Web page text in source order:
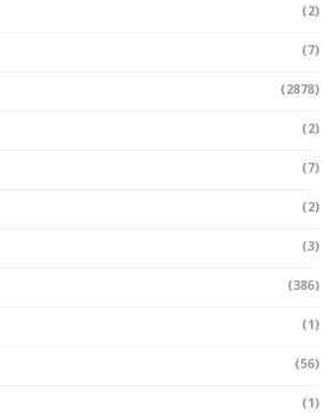
(2)
(7)
(2878)
(2)
(7)
(2)
(3)
(386)
(1)
(56)
(1)